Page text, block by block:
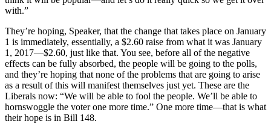
with.”
They’re hoping, Speaker, that the change that takes place on January
1 is immediately, essentially, a $2.60 raise from what it was January
1, 2017—$2.60, just like that. You see, before all of the negative
effects can be fully absorbed, the people will be going to the polls,
and they’re hoping that none of the problems that are going to arise
as a result of this will manifest themselves just yet. These are the
Liberals now: “We will be able to fool the people. We’ll be able to
hornswoggle the voter one more time.” One more time—that is what
their hope is in Bill 148.